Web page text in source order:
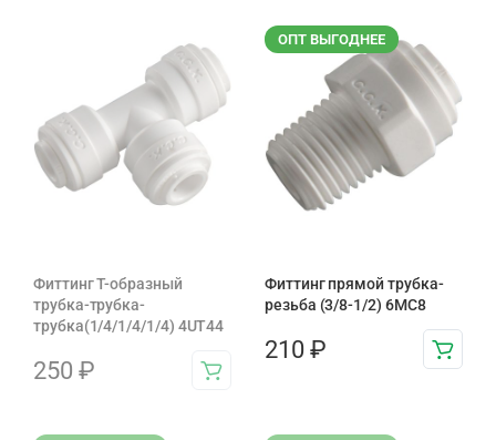
Фиттинг T-образный
трубка-трубка-
трубка(1/4/1/4/1/4) 4UT44
250 ₽
ОПТ ВЫГОДНЕЕ
Фиттинг прямой трубка-
резьба (3/8-1/2) 6MC8
210 ₽